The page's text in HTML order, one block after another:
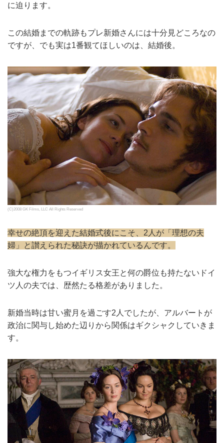
に迫ります。
この結婚までの軌跡もプレ新婚さんには十分見どころなの
ですが、でも実は1番観てほしいのは、結婚後。
(C)2008 GK Films, LLC All Rights Reserved
幸せの絶頂を迎えた結婚式後にこそ、2人が「理想の夫
婦」と讃えられた秘訣が描かれているんです。
強大な権力をもつイギリス女王と何の爵位も持たないドイ
ツ人の夫では、歴然たる格差がありました。
新婚当時は甘い蜜月を過ごす2人でしたが、アルバートが
政治に関与し始めた辺りから関係はギクシャクしていきま
す。